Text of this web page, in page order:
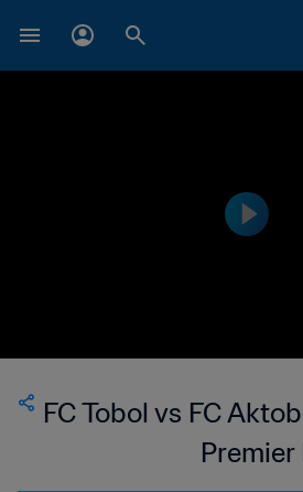
FC Tobol vs FC
Premier